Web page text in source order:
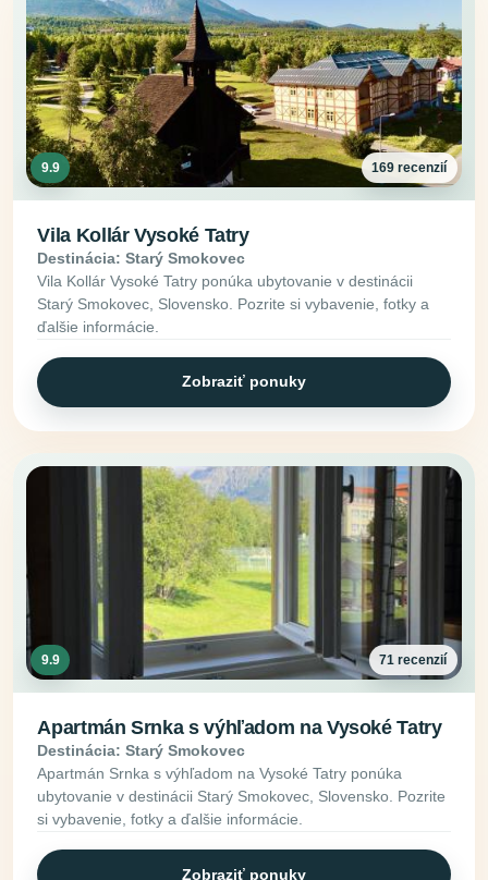
9.9 169 recenzií
Vila Kollár Vysoké Tatry
Destinácia: Starý Smokovec
Vila Kollár Vysoké Tatry ponúka ubytovanie v destinácii
Starý Smokovec, Slovensko. Pozrite si vybavenie, fotky a
ďalšie informácie.
Zobraziť ponuky
9.9 71 recenzií
Apartmán Srnka s výhľadom na Vysoké Tatry
Destinácia: Starý Smokovec
Apartmán Srnka s výhľadom na Vysoké Tatry ponúka
ubytovanie v destinácii Starý Smokovec, Slovensko. Pozrite
si vybavenie, fotky a ďalšie informácie.
Zobraziť ponuky